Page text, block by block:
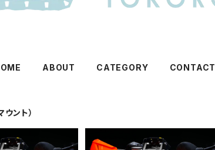
ABOUT CATEGORY CONTACT
ント）